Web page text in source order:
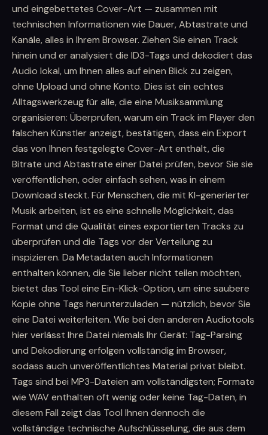
und eingebettetes Cover-Art — zusammen mit
technischen Informationen wie Dauer, Abtastrate und
Kanäle, alles in Ihrem Browser. Ziehen Sie einen Track
hinein und er analysiert die ID3-Tags und dekodiert das
Audio lokal, um Ihnen alles auf einen Blick zu zeigen,
ohne Upload und ohne Konto. Dies ist ein echtes
Alltagswerkzeug für alle, die eine Musiksammlung
organisieren: Überprüfen, warum ein Track im Player den
falschen Künstler anzeigt, bestätigen, dass ein Export
das von Ihnen festgelegte Cover-Art enthält, die
Bitrate und Abtastrate einer Datei prüfen, bevor Sie sie
veröffentlichen, oder einfach sehen, was in einem
Download steckt. Für Menschen, die mit KI-generierter
Musik arbeiten, ist es eine schnelle Möglichkeit, das
Format und die Qualität eines exportierten Tracks zu
überprüfen und die Tags vor der Verteilung zu
inspizieren. Da Metadaten auch Informationen
enthalten können, die Sie lieber nicht teilen möchten,
bietet das Tool eine Ein-Klick-Option, um eine saubere
Kopie ohne Tags herunterzuladen — nützlich, bevor Sie
eine Datei weiterleiten. Wie bei den anderen Audiotools
hier verlässt Ihre Datei niemals Ihr Gerät: Tag-Parsing
und Dekodierung erfolgen vollständig im Browser,
sodass auch unveröffentlichtes Material privat bleibt.
Tags sind bei MP3-Dateien am vollständigsten; Formate
wie WAV enthalten oft wenig oder keine Tag-Daten, in
diesem Fall zeigt das Tool Ihnen dennoch die
vollständige technische Aufschlüsselung, die aus dem